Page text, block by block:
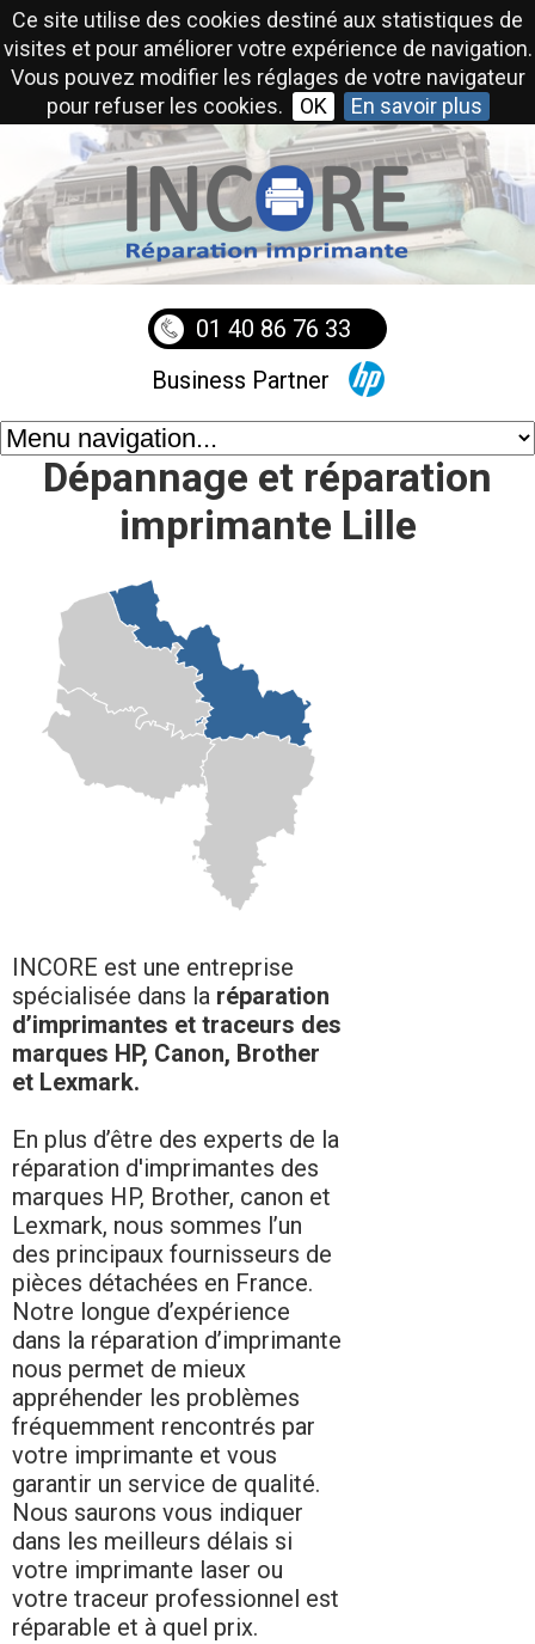
Ce site utilise des cookies destiné aux statistiques de
visites et pour améliorer votre expérience de navigation.
Vous pouvez modifier les réglages de votre navigateur
pour refuser les cookies.
OK En savoir plus
01 40 86 76 33
Business Partner
Dépannage et réparation
imprimante Lille
INCORE est une entreprise
spécialisée dans la réparation
d’imprimantes et traceurs des
marques HP, Canon, Brother
et Lexmark.
En plus d’être des experts de la
réparation d'imprimantes des
marques HP, Brother, canon et
Lexmark, nous sommes l’un
des principaux fournisseurs de
pièces détachées en France.
Notre longue d’expérience
dans la réparation d’imprimante
nous permet de mieux
appréhender les problèmes
fréquemment rencontrés par
votre imprimante et vous
garantir un service de qualité.
Nous saurons vous indiquer
dans les meilleurs délais si
votre imprimante laser ou
votre traceur professionnel est
réparable et à quel prix.